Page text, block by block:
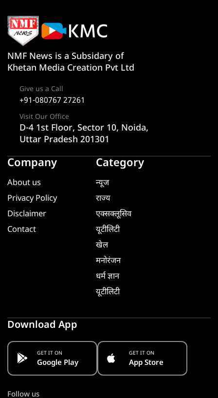
NMF News is a Subsidary of
Khetan Media Creation Pvt Ltd
Give us a Call
+91-080767 27261
Visit Our Office
D-4 1st Floor, Sector 10, Noida,
Uttar Pradesh 201301
Company
About us
Privacy Policy
Disclaimer
Contact
Category
न्यूज
राज्य
एक्सक्लूसिव
यूटीलिटी
खेल
मनोरंजन
धर्म ज्ञान
यूटीलिटी
Download App
GET IT ON
Google Play
GET IT ON
App Store
Follow us